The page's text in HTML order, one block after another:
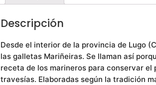
Descripción
Desde el interior de la provincia de Lugo
las galletas Mariñeiras. Se llaman así
receta de los marineros para conservar el
travesías. Elaboradas según la tradición